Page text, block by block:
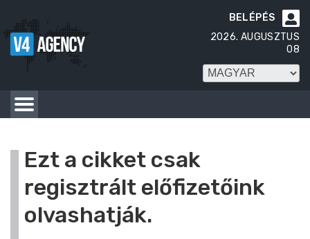

BELÉPÉS
2026. AUGUSZTUS
08
Ezt a cikket csak
regisztrált előfizetőink
olvashatják.